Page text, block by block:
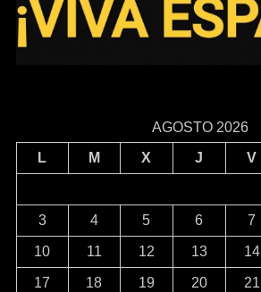
AGOSTO 2026
L
M X J V
3 4 5 6 7
10 11 12 13 14
17 18 19 20 21